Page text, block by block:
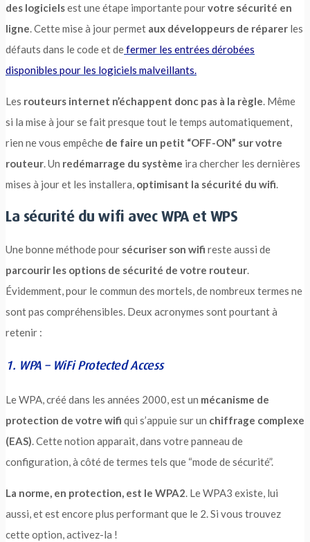
des logicielsest une étape importante pourvotre sécurité en
ligne. Cette mise à jour permet aux développeurs de réparer les
défauts dans le code et defermer les entrées dérobées
disponibles pour les logiciels malveillants.
Les routeurs internet n’échappent donc pas à la règle. Même
si la mise à jour se fait presque tout le temps automatiquement,
rien ne vous empêche de faire un petit “OFF-ON” sur votre
routeur. Un redémarrage du système ira chercher les dernières
mises à jour et les installera, optimisant la sécurité du wifi.
La sécurité du wifi avec WPA et WPS
Une bonne méthode pour sécuriser son wifi reste aussi de
parcourir les options de sécurité de votre routeur.
Évidemment, pour le commun des mortels, de nombreux termes ne
sont pas compréhensibles. Deux acronymes sont pourtant à
retenir :
1. WPA – WiFi Protected Access
Le WPA, créé dans les années 2000, est un mécanisme de
protection de votre wifi qui s’appuie sur un chiffrage complexe
(EAS). Cette notion apparait, dans votre panneau de
configuration, à côté de termes tels que “mode de sécurité”.
La norme, en protection, est le WPA2. Le WPA3 existe, lui
aussi, et est encore plus performant que le 2. Si vous trouvez
cette option, activez-la !